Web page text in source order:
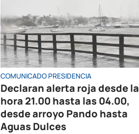
COMUNICADO PRESIDENCIA
Declaran alerta roja desde la
hora 21.00 hasta las 04.00,
desde arroyo Pando hasta
Aguas Dulces